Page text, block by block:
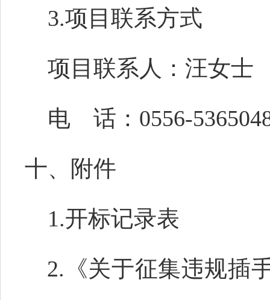
3.项目 联系方式
项目联系人： 汪女士
电 话： 0556-
十、附件
1.开标记录表
2.《关于征集违规插